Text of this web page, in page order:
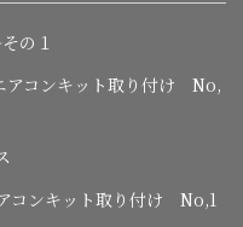
の１
コンキット取り付け No,
コンキット取り付け No,1